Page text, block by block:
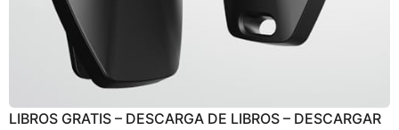
LIBROS GRATIS – DESCARGA DE LIBROS – DESCARGAR